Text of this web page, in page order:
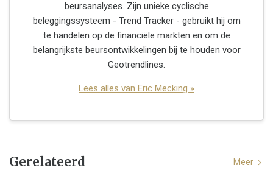
beursanalyses. Zijn unieke cyclische
beleggingssysteem - Trend Tracker - gebruikt hij om
te handelen op de financiële markten en om de
belangrijkste beursontwikkelingen bij te houden voor
Geotrendlines.
Lees alles van Eric Mecking »
Gerelateerd Meer